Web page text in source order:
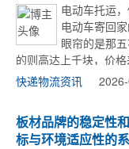
电动车托运
电动车寄回
眼帘的是那
的则高达上千块，价
快递物流资讯
板材品牌的稳定性
标与环境适应性的